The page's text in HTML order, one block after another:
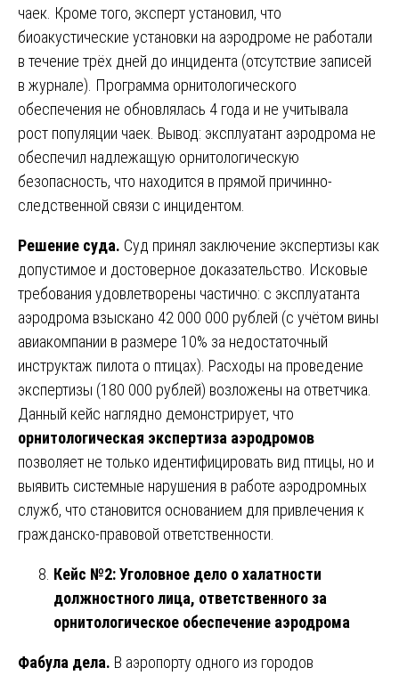
чаек. Кроме того, эксперт установил, что
биоакустические установки на аэродроме не работали
в течение трёх дней до инцидента (отсутствие записей
в журнале). Программа орнитологического
обеспечения не обновлялась 4 года и не учитывала
рост популяции чаек. Вывод: эксплуатант аэродрома не
обеспечил надлежащую орнитологическую
безопасность, что находится в прямой причинно-
следственной связи с инцидентом.
Решение суда. Суд принял заключение экспертизы как
допустимое и достоверное доказательство. Исковые
требования удовлетворены частично: с эксплуатанта
аэродрома взыскано 42 000 000 рублей (с учётом вины
авиакомпании в размере 10% за недостаточный
инструктаж пилота о птицах). Расходы на проведение
экспертизы (180 000 рублей) возложены на ответчика.
Данный кейс наглядно демонстрирует, что
орнитологическая экспертиза аэродромов
позволяет не только идентифицировать вид птицы, но и
выявить системные нарушения в работе аэродромных
служб, что становится основанием для привлечения к
гражданско-правовой ответственности.
Кейс №2: Уголовное дело о халатности
должностного лица, ответственного за
орнитологическое обеспечение аэродрома
Фабула дела. В аэропорту одного из городов